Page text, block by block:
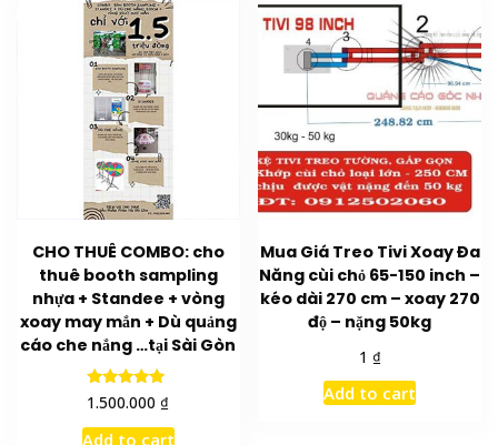
CHO THUÊ COMBO: cho
thuê booth sampling
nhựa + Standee + vòng
xoay may mắn + Dù quảng
cáo che nắng …tại Sài Gòn
Rated
5.00
out of 5
1.500.000 ₫
Add to cart
Mua Giá Treo Tivi Xoay Đa
Năng cùi chỏ 65-150 inch –
kéo dài 270 cm – xoay 270
độ – nặng 50kg
1 ₫
Add to cart